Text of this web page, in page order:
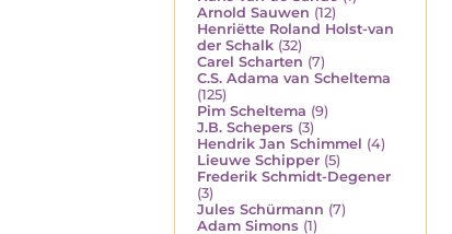
Arnold Sauwen (12)
Henriëtte Roland Holst-van
der Schalk (32)
Carel Scharten (7)
C.S. Adama van Scheltema
(125)
Pim Scheltema (9)
J.B. Schepers (3)
Hendrik Jan Schimmel (4)
Lieuwe Schipper (5)
Frederik Schmidt-Degener
(3)
Jules Schürmann (7)
Adam Simons (1)